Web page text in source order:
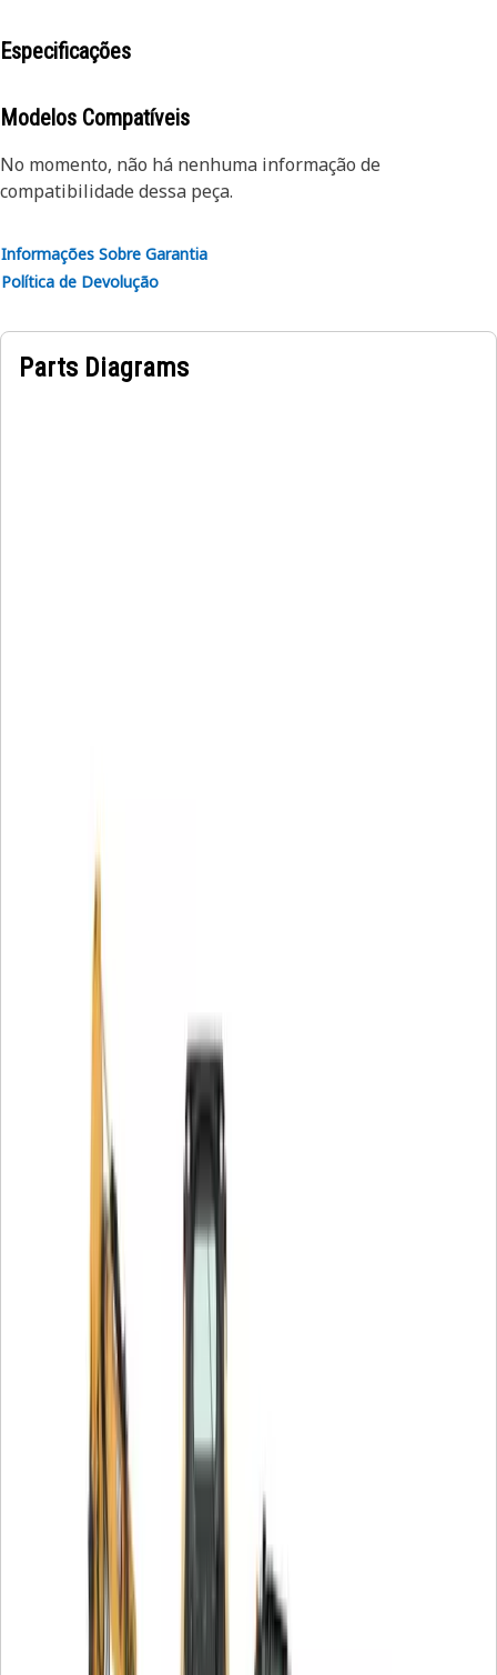
Especificações
Modelos Compatíveis
No momento, não há nenhuma informação de
compatibilidade dessa peça.
Informações Sobre Garantia
Política de Devolução
Parts Diagrams